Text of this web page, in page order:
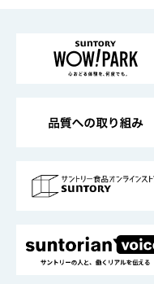
地域情報
サントリーサンバー
サントリーが考え
企業概要
採用情報